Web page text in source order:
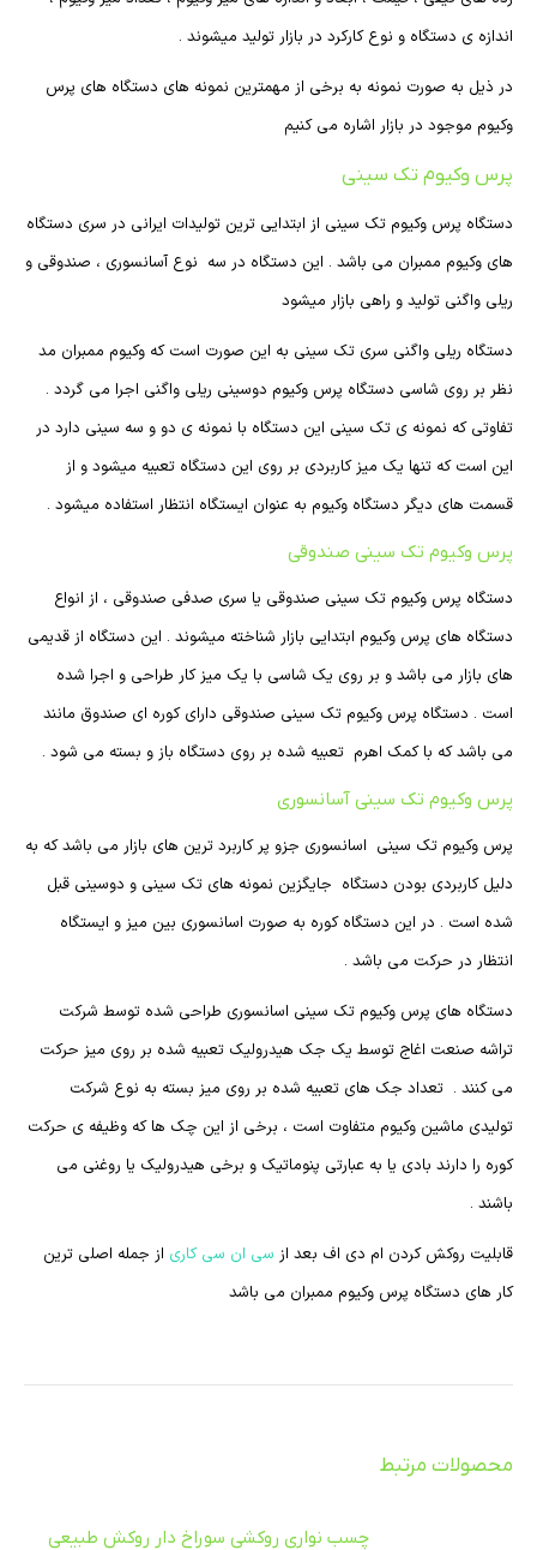
اندازه ی دستگاه و نوع کارکرد در بازار تولید میشوند .
در ذیل به صورت نمونه به برخی از مهمترین نمونه های دستگاه های پرس
وکیوم موجود در بازار اشاره می کنیم
پرس وکیوم تک سینی
دستگاه پرس وکیوم تک سینی از ابتدایی ترین تولیدات ایرانی در سری دستگاه
های وکیوم ممبران می باشد . این دستگاه در سه نوع آسانسوری ، صندوقی و
ریلی واگنی تولید و راهی بازار میشود
دستگاه ریلی واگنی سری تک سینی به این صورت است که وکیوم ممبران مد
نظر بر روی شاسی دستگاه پرس وکیوم دوسینی ریلی واگنی اجرا می گردد .
تفاوتی که نمونه ی تک سینی این دستگاه با نمونه ی دو و سه سینی دارد در
این است که تنها یک میز کاربردی بر روی این دستگاه تعبیه میشود و از
قسمت های دیگر دستگاه وکیوم به عنوان ایستگاه انتظار استفاده میشود .
پرس وکیوم تک سینی صندوقی
دستگاه پرس وکیوم تک سینی صندوقی یا سری صدفی صندوقی ، از انواع
دستگاه های پرس وکیوم ابتدایی بازار شناخته میشوند . این دستگاه از قدیمی
های بازار می باشد و بر روی یک شاسی با یک میز کار طراحی و اجرا شده
است . دستگاه پرس وکیوم تک سینی صندوقی دارای کوره ای صندوق مانند
می باشد که با کمک اهرم تعبیه شده بر روی دستگاه باز و بسته می شود .
پرس وکیوم تک سینی آسانسوری
پرس وکیوم تک سینی اسانسوری جزو پر کاربرد ترین های بازار می باشد که به
دلیل کاربردی بودن دستگاه جایگزین نمونه های تک سینی و دوسینی قبل
شده است . در این دستگاه کوره به صورت اسانسوری بین میز و ایستگاه
انتظار در حرکت می باشد .
دستگاه های پرس وکیوم تک سینی اسانسوری طراحی شده توسط شرکت
تراشه صنعت اغاج توسط یک جک هیدرولیک تعبیه شده بر روی میز حرکت
می کنند . تعداد جک های تعبیه شده بر روی میز بسته به نوع شرکت
تولیدی ماشین وکیوم متفاوت است ، برخی از این چک ها که وظیفه ی حرکت
کوره را دارند بادی یا به عبارتی پنوماتیک و برخی هیدرولیک یا روغنی می
باشند .
قابلیت روکش کردن ام دی اف بعد از سی ان سی کاری از جمله اصلی ترین
کار های دستگاه پرس وکیوم ممبران می باشد
محصولات مرتبط
چسب نواری روکشی سوراخ دار روکش طبیعی